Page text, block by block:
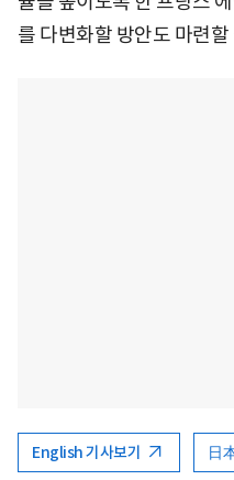
를 다변화할 방안도 마련
English 기사보기 日